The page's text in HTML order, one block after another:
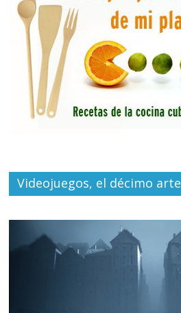
Videojuegos, el décimo arte